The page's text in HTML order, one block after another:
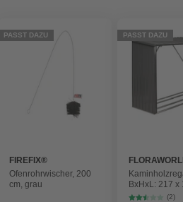
PASST DAZU
FIREFIX®
Ofenrohrwischer, 200
cm, grau
PASST DAZU
BxHxL: 217 x
cm, anthrazit
(2)